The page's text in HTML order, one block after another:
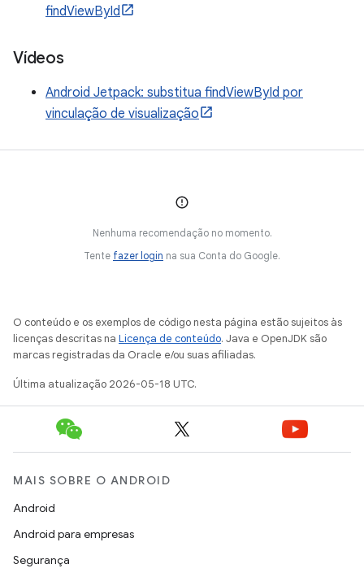
findViewById
Vídeos
Android Jetpack: substitua findViewById por
vinculação de visualização
Nenhuma recomendação no momento.
Tente fazer login na sua Conta do Google.
O conteúdo e os exemplos de código nesta página estão sujeitos às
licenças descritas na Licença de conteúdo. Java e OpenJDK são
marcas registradas da Oracle e/ou suas afiliadas.
Última atualização 2026-05-18 UTC.
MAIS SOBRE O ANDROID
Android
Android para empresas
Segurança